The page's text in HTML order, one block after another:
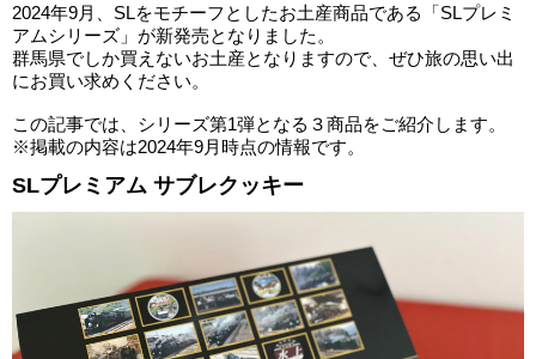
2024年9月、SLをモチーフとしたお土産商品である「SLプレミ
アムシリーズ」が新発売となりました。
群馬県でしか買えないお土産となりますので、ぜひ旅の思い出
にお買い求めください。
この記事では、シリーズ第1弾となる３商品をご紹介します。
※掲載の内容は2024年9月時点の情報です。
SLプレミアム サブレクッキー